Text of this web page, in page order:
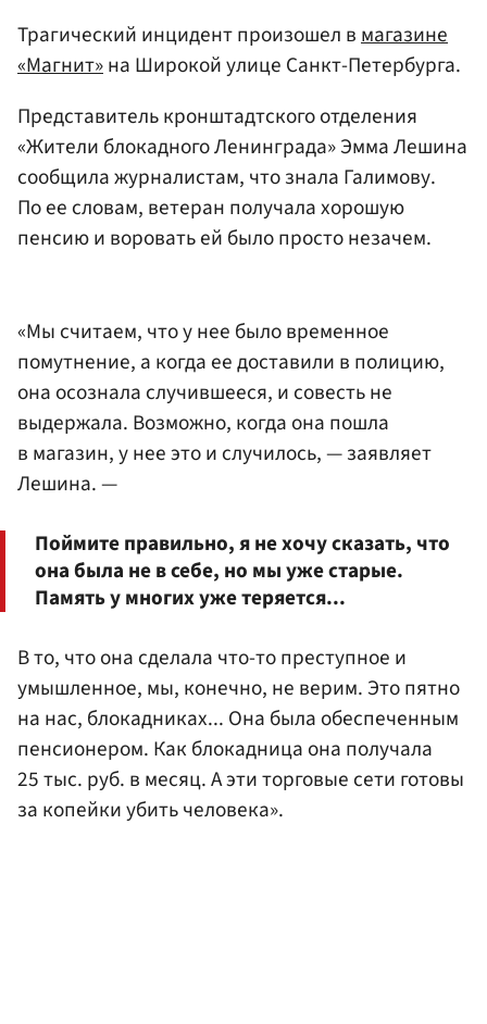
Трагический инцидент произошел вмагазине
«Магнит»на Широкой улице Санкт-Петербурга.
Представитель кронштадтского отделения
«Жители блокадного Ленинграда» Эмма Лешина
сообщила журналистам, что знала Галимову.
По ее словам, ветеран получала хорошую
пенсию и воровать ей было просто незачем.
«Мы считаем, что у нее было временное
помутнение, а когда ее доставили в полицию,
она осознала случившееся, и совесть не
выдержала. Возможно, когда она пошла
в магазин, у нее это и случилось, — заявляет
Лешина. —
Поймите правильно, я не хочу сказать, что
она была не в себе, но мы уже старые.
Память у многих уже теряется...
В то, что она сделала что-то преступное и
умышленное, мы, конечно, не верим. Это пятно
на нас, блокадниках... Она была обеспеченным
пенсионером. Как блокадница она получала
25 тыс. руб. в месяц. А эти торговые сети готовы
за копейки убить человека».